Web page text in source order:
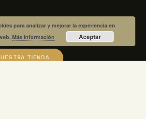
TIENDA
para analizar y mejorar la experiencia en
Más información Aceptar